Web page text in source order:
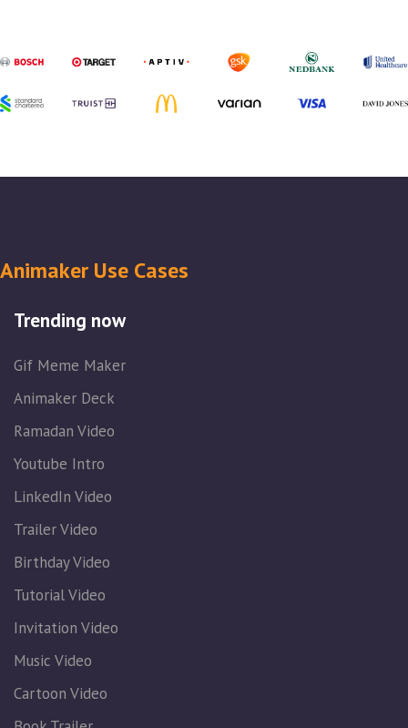
Animaker Use Cases
Trending now
Gif Meme Maker
Animaker Deck
Ramadan Video
Youtube Intro
LinkedIn Video
Trailer Video
Birthday Video
Tutorial Video
Invitation Video
Music Video
Cartoon Video